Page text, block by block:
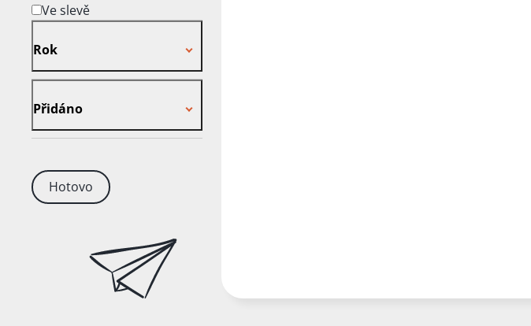
Ve slevě
Rok
Přidáno
Hotovo